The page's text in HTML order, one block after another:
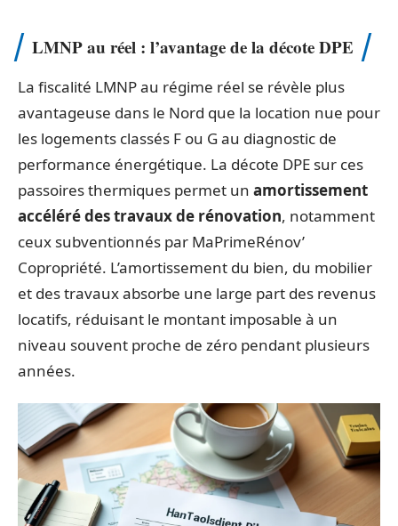
LMNP au réel : l’avantage de la décote DPE
La fiscalité LMNP au régime réel se révèle plus
avantageuse dans le Nord que la location nue pour
les logements classés F ou G au diagnostic de
performance énergétique. La décote DPE sur ces
passoires thermiques permet un amortissement
accéléré des travaux de rénovation, notamment
ceux subventionnés par MaPrimeRénov’
Copropriété. L’amortissement du bien, du mobilier
et des travaux absorbe une large part des revenus
locatifs, réduisant le montant imposable à un
niveau souvent proche de zéro pendant plusieurs
années.